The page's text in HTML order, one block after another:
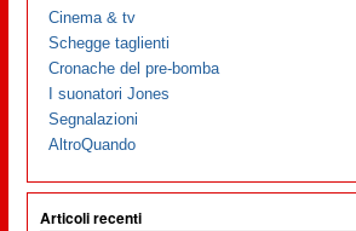
Cinema & tv
Schegge taglienti
Cronache del pre-bomba
I suonatori Jones
Segnalazioni
AltroQuando
Articoli recenti